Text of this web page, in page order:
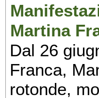
Martina
Dal 26
Franca,
rotonde,